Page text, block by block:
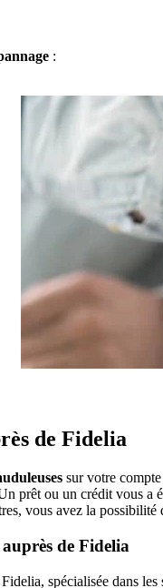
:
de Fidelia
sur votre
prêt ou un crédit vous a
vous avez la possibilité
de Fidelia
spécialisée dans les